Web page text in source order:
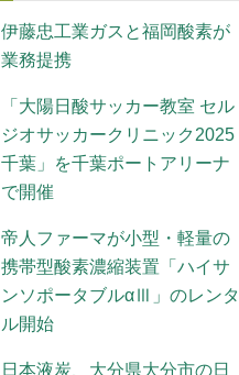
伊藤忠工業ガスと福岡酸素が
業務提携
「大陽日酸サッカー教室 セル
ジオサッカークリニック2025
千葉」を千葉ポートアリーナ
で開催
帝人ファーマが小型・軽量の
携帯型酸素濃縮装置「ハイサ
ンソポータブルαⅢ」のレンタ
ル開始
日本液炭、大分県大分市の日